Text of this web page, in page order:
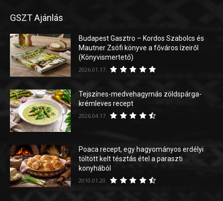
GSZT Ajánlás
Budapest Gasztro – Kordos Szabolcs és
Mautner Zsófi könyve a főváros ízeiről
(Könyvismertető)
2026.01.17.
Tejszínes-medvehagymás zöldspárga-
krémleves recept
2026.04.17.
Poaca recept, egy hagyományos erdélyi
töltött kelt tésztás étel a paraszti
konyhából
2010.01.20.